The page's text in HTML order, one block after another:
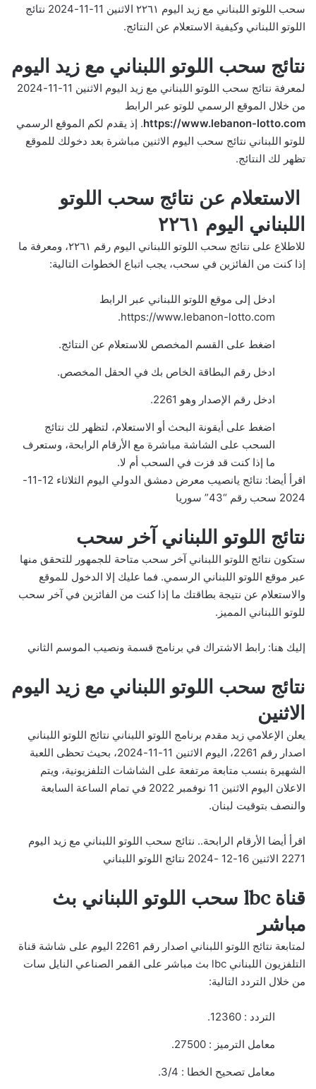
سحب اللوتو اللبناني مع زيد اليوم ٢٢٦١ الاثنين 11-11-2024 نتائج
اللوتو اللبناني وكيفية الاستعلام عن النتائج.
نتائج سحب اللوتو اللبناني مع زيد اليوم
لمعرفة نتائج سحب اللوتو اللبناني مع زيد اليوم الاثنين 11-11-2024
من خلال الموقع الرسمي للوتو عبر الرابط
https://www.lebanon-lotto.com. إذ يقدم لكم الموقع الرسمي
للوتو اللبناني نتائج سحب اليوم الاثنين مباشرة بعد دخولك للموقع
تظهر لك النتائج.
الاستعلام عن نتائج سحب اللوتو
اللبناني اليوم ٢٢٦١
للاطلاع على نتائج سحب اللوتو اللبناني اليوم رقم ٢٢٦١، ومعرفة ما
إذا كنت من الفائزين في سحب، يجب اتباع الخطوات التالية:
ادخل إلى موقع اللوتو اللبناني عبر الرابط
https://www.lebanon-lotto.com.
اضغط على القسم المخصص للاستعلام عن النتائج.
ادخل رقم البطاقة الخاص بك في الحقل المخصص.
ادخل رقم الإصدار وهو 2261.
اضغط على أيقونة البحث أو الاستعلام، لتظهر لك نتائج
السحب على الشاشة مباشرة مع الأرقام الرابحة، وستعرف
ما إذا كنت قد فزت في السحب أم لا.
اقرأ أيضا:
نتائج يانصيب معرض دمشق الدولي اليوم الثلاثاء 12-11-
2024 سحب رقم “43” سوريا
نتائج اللوتو اللبناني آخر سحب
ستكون نتائج اللوتو اللبناني آخر سحب متاحة للجمهور للتحقق منها
عبر موقع اللوتو اللبناني الرسمي. فما عليك إلا الدخول للموقع
والاستعلام عن نتيجة بطاقتك ما إذا كنت من الفائزين في آخر سحب
للوتو اللبناني المميز.
إليك هنا:رابط الاشتراك في برنامج قسمة ونصيب الموسم الثاني
نتائج سحب اللوتو اللبناني مع زيد اليوم
الاثنين
يعلن الإعلامي زيد مقدم برنامج اللوتو اللبناني نتائج اللوتو اللبناني
اصدار رقم 2261، اليوم الاثنين 11-11-2024، بحيث تحظى اللعبة
الشهيرة بنسب متابعة مرتفعة على الشاشات التلفزيونية، ويتم
الاعلان اليوم الاثنين 11 نوفمبر 2022 في تمام الساعة السابعة
والنصف بتوقيت لبنان.
اقرأ أيضا الأرقام الرابحة.. نتائج سحب اللوتو اللبناني مع زيد اليوم
2271 الاثنين 16-12 -2024 نتائج اللوتو اللبناني
قناة lbc سحب اللوتو اللبناني بث
مباشر
لمتابعة نتائج اللوتو اللبناني اصدار رقم 2261 اليوم على شاشة قناة
التلفزيون اللبناني lbc بث مباشر على القمر الصناعي النايل سات
من خلال التردد التالية:
التردد : 12360.
معامل الترميز : 27500.
معامل تصحيح الخطا : 3/4.